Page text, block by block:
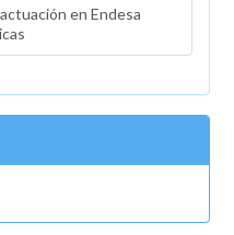
en Endesa